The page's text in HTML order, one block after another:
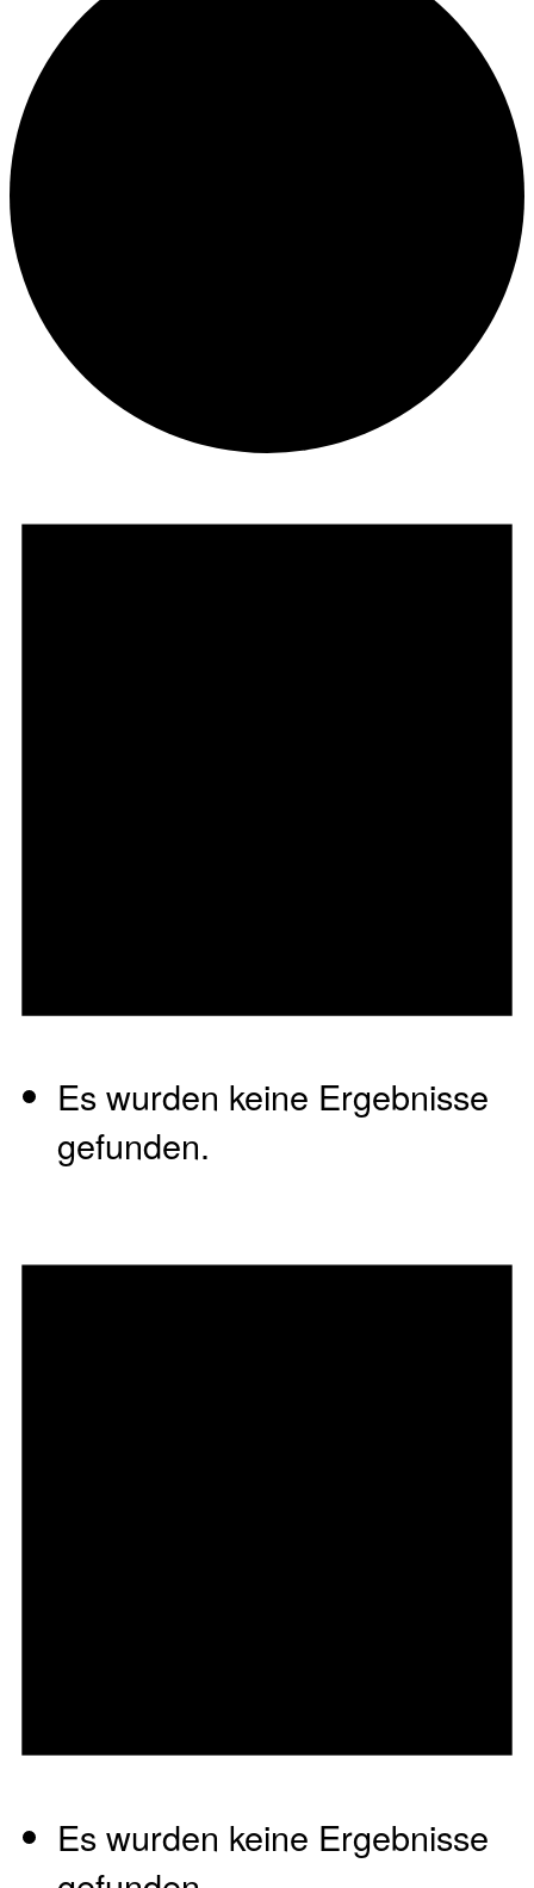
Es wurden keine Ergebnisse
gefunden.
Es wurden keine Ergebnisse